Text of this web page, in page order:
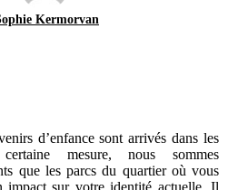
Kermorvan
d’enfance sont arrivés dans les
mesure, nous sommes
que les parcs du quartier où vous